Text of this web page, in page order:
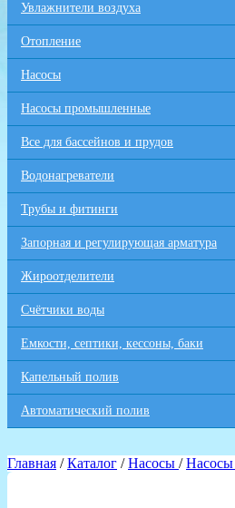
Увлажнители воздуха
Отопление
Насосы
Насосы промышленные
Все для бaссейнов и прудов
Водонагреватели
Трубы и фитинги
Запорная и регулирующая арматура
Жироотделители
Счётчики воды
Емкости, септики, кессоны, баки
Капельный полив
Автоматический полив
Главная /Каталог /Насосы /Насосы